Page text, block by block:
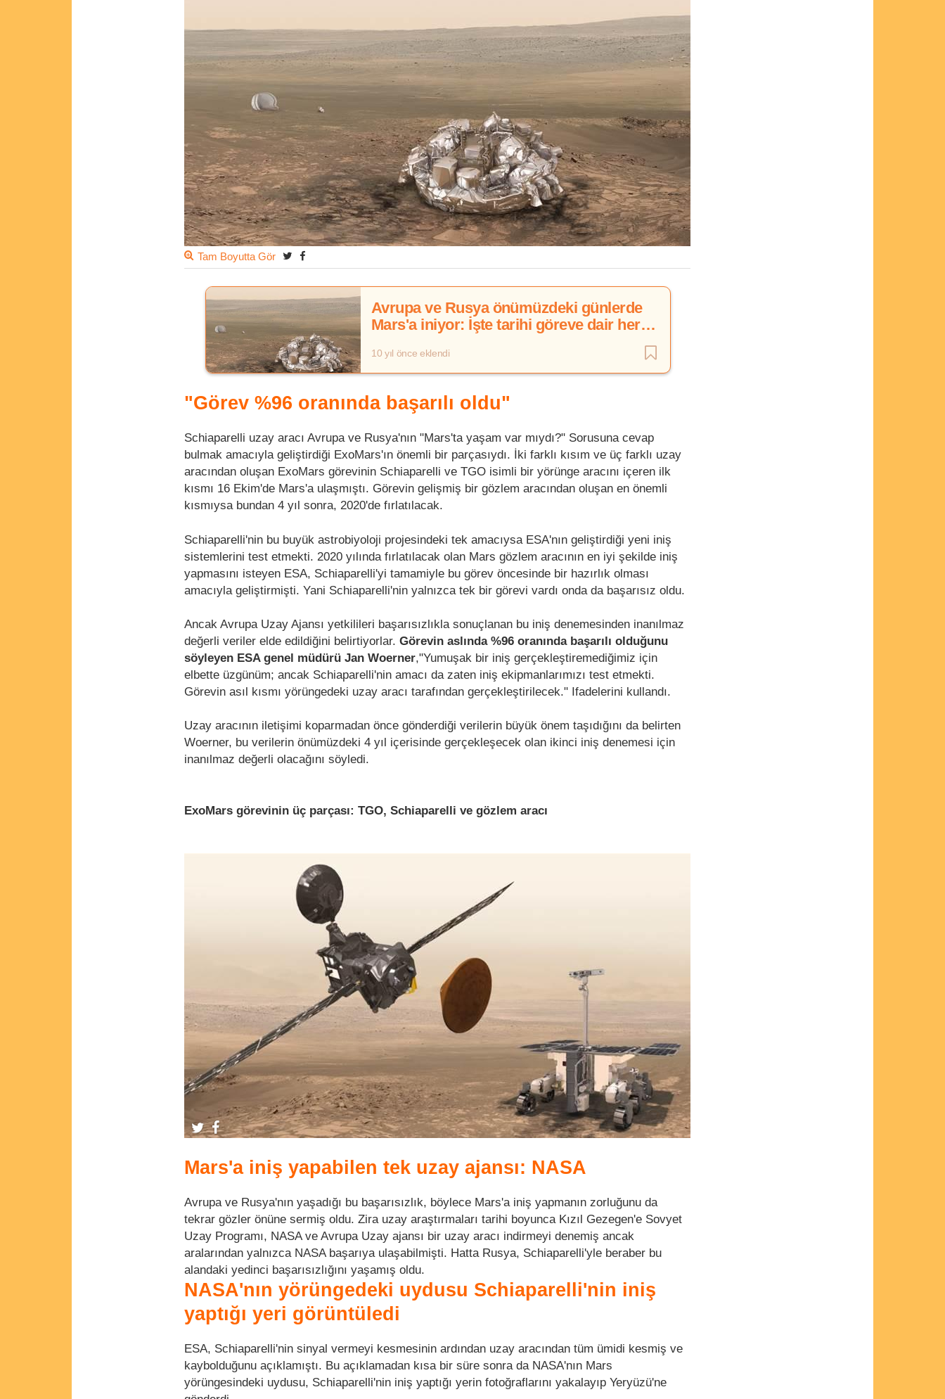
Tam Boyutta Gör
Avrupa ve Rusya önümüzdeki günlerde
Mars'a iniyor: İşte tarihi göreve dair her
10 yıl önce eklendi
"Görev %96 oranında başarılı oldu"
Schiaparelli uzay aracı Avrupa ve Rusya'nın "Mars'ta yaşam var mıydı?" Sorusuna cevap
bulmak amacıyla geliştirdiği ExoMars'ın önemli bir parçasıydı. İki farklı kısım ve üç farklı uzay
aracından oluşan ExoMars görevinin Schiaparelli ve TGO isimli bir yörünge aracını içeren ilk
kısmı 16 Ekim'de Mars'a ulaşmıştı. Görevin gelişmiş bir gözlem aracından oluşan en önemli
kısmıysa bundan 4 yıl sonra, 2020'de fırlatılacak.
Schiaparelli'nin bu buyük astrobiyoloji projesindeki tek amacıysa ESA'nın geliştirdiği yeni iniş
sistemlerini test etmekti. 2020 yılında fırlatılacak olan Mars gözlem aracının en iyi şekilde iniş
yapmasını isteyen ESA, Schiaparelli'yi tamamiyle bu görev öncesinde bir hazırlık olması
amacıyla geliştirmişti. Yani Schiaparelli'nin yalnızca tek bir görevi vardı onda da başarısız oldu.
Ancak Avrupa Uzay Ajansı yetkilileri başarısızlıkla sonuçlanan bu iniş denemesinden inanılmaz
değerli veriler elde edildiğini belirtiyorlar. Görevin aslında %96 oranında başarılı olduğunu
söyleyen ESA genel müdürü Jan Woerner,"Yumuşak bir iniş gerçekleştiremediğimiz için
elbette üzgünüm; ancak Schiaparelli'nin amacı da zaten iniş ekipmanlarımızı test etmekti.
Görevin asıl kısmı yörüngedeki uzay aracı tarafından gerçekleştirilecek." Ifadelerini kullandı.
Uzay aracının iletişimi koparmadan önce gönderdiği verilerin büyük önem taşıdığını da belirten
Woerner, bu verilerin önümüzdeki 4 yıl içerisinde gerçekleşecek olan ikinci iniş denemesi için
inanılmaz değerli olacağını söyledi.
ExoMars görevinin üç parçası: TGO, Schiaparelli ve gözlem aracı
Mars'a iniş yapabilen tek uzay ajansı: NASA
Avrupa ve Rusya'nın yaşadığı bu başarısızlık, böylece Mars'a iniş yapmanın zorluğunu da
tekrar gözler önüne sermiş oldu. Zira uzay araştırmaları tarihi boyunca Kızıl Gezegen'e Sovyet
Uzay Programı, NASA ve Avrupa Uzay ajansı bir uzay aracı indirmeyi denemiş ancak
aralarından yalnızca NASA başarıya ulaşabilmişti. Hatta Rusya, Schiaparelli'yle beraber bu
alandaki yedinci başarısızlığını yaşamış oldu.
NASA'nın yörüngedeki uydusu Schiaparelli'nin iniş
yaptığı yeri görüntüledi
ESA, Schiaparelli'nin sinyal vermeyi kesmesinin ardından uzay aracından tüm ümidi kesmiş ve
kaybolduğunu açıklamıştı. Bu açıklamadan kısa bir süre sonra da NASA'nın Mars
yörüngesindeki uydusu, Schiaparelli'nin iniş yaptığı yerin fotoğraflarını yakalayıp Yeryüzü'ne